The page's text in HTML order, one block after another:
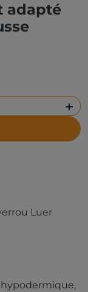
adapté

Luer
hypodermique,